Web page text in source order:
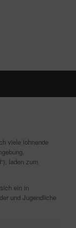
viele lohnende
laden zum
ein in
und Jugendliche